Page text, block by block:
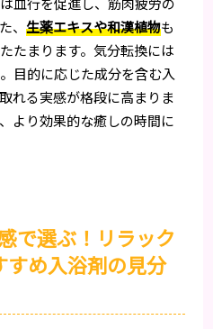
、生薬エキスや和漢植物も
たまります。気分転換には
目的に応じた成分を含む入
れる実感が格段に高まりま
より効果的な癒しの時間に
で選ぶ！リラック
すめ入浴剤の見分